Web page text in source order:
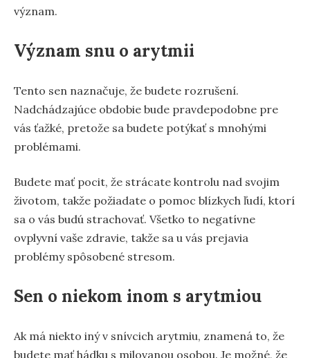
význam.
Význam snu o arytmii
Tento sen naznačuje, že budete rozrušení.
Nadchádzajúce obdobie bude pravdepodobne pre
vás ťažké, pretože sa budete potýkať s mnohými
problémami.
Budete mať pocit, že strácate kontrolu nad svojim
životom, takže požiadate o pomoc blízkych ľudí, ktorí
sa o vás budú strachovať. Všetko to negatívne
ovplyvní vaše zdravie, takže sa u vás prejavia
problémy spôsobené stresom.
Sen o niekom inom s arytmiou
Ak má niekto iný v snívcich arytmiu, znamená to, že
budete mať hádku s milovanou osobou. Je možné, že